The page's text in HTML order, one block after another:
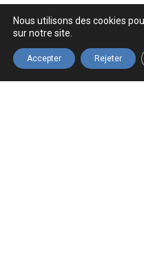
Navigation
Nous utilisons des cookies
sur notre site.
Accepter Rejeter